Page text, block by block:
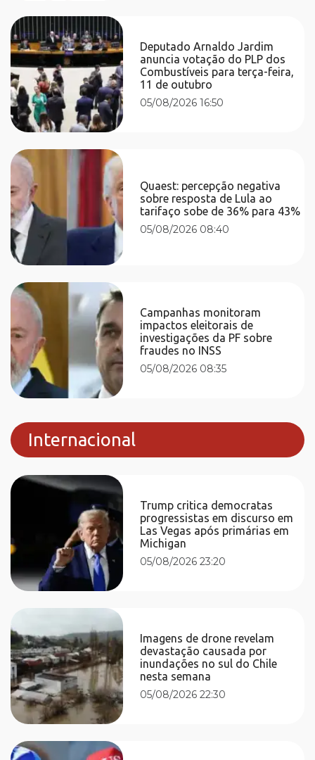
Deputado Arnaldo Jardim
anuncia votação do PLP dos
Combustíveis para terça-feira,
11 de outubro
05/08/2026 16:50
Quaest: percepção negativa
sobre resposta de Lula ao
tarifaço sobe de 36% para 43%
05/08/2026 08:40
Campanhas monitoram
impactos eleitorais de
investigações da PF sobre
fraudes no INSS
05/08/2026 08:35
Internacional
Trump critica democratas
progressistas em discurso em
Las Vegas após primárias em
Michigan
05/08/2026 23:20
Imagens de drone revelam
devastação causada por
inundações no sul do Chile
nesta semana
05/08/2026 22:30